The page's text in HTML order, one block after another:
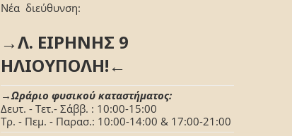
Νέα διεύθυνση:
→Λ. ΕΙΡΗΝΗΣ 9
ΗΛΙΟΥΠΟΛΗ!←
→Ωράριο φυσικού καταστήματος:
Δευτ. - Τετ.- Σάββ. : 10:00-15:00
Τρ. - Πεμ. - Παρασ.: 10:00-14:00 & 17:00-21:00